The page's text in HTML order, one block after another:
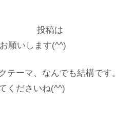
投稿は
願いします(^^)
テーマ、なんでも結構です。
くださいね(^^)